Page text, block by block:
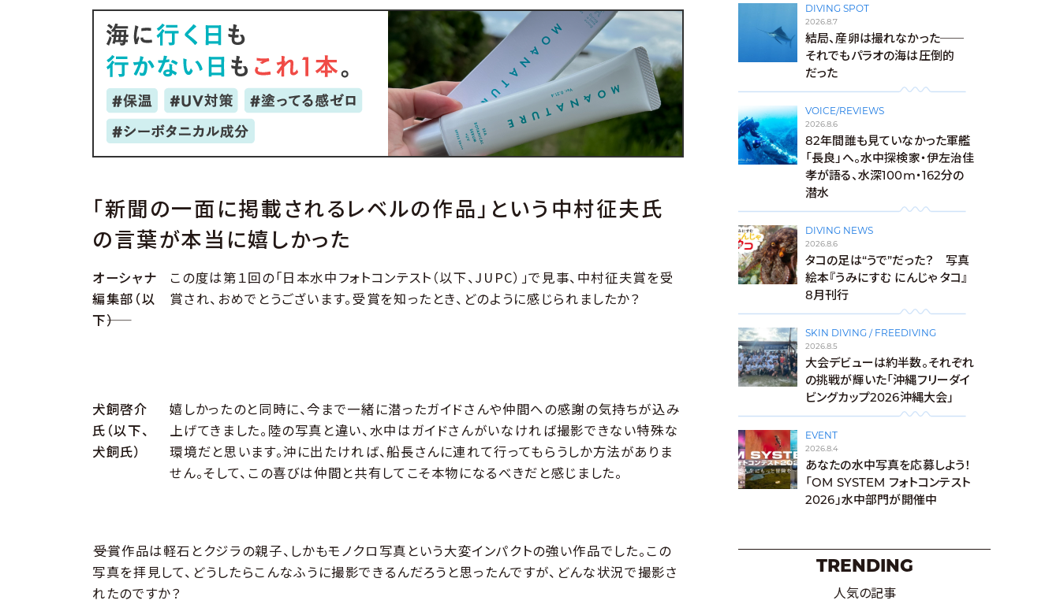
「新聞の一面に掲載されるレベルの作品」という中村征夫氏
の言葉が本当に嬉しかった
オーシャナ
編集部（以
下――）
この度は第１回の「日本水中フォトコンテスト（以下、JUPC）」で見事、中村征夫賞を受
賞され、おめでとうございます。受賞を知ったとき、どのように感じられましたか？
犬飼啓介
氏（以下、
犬飼氏）
嬉しかったのと同時に、今まで一緒に潜ったガイドさんや仲間への感謝の気持ちが込み
上げてきました。陸の写真と違い、水中はガイドさんがいなければ撮影できない特殊な
環境だと思います。沖に出たければ、船長さんに連れて行ってもらうしか方法がありま
せん。そして、この喜びは仲間と共有してこそ本物になるべきだと感じました。
――受賞作品は軽石とクジラの親子、しかもモノクロ写真という大変インパクトの強い作品でした。この
写真を拝見して、どうしたらこんなふうに撮影できるんだろうと思ったんですが、どんな状況で撮影さ
れたのですか？
DIVING SPOT
2026.8.7
結局、産卵は撮れなかった──
それでもパラオの海は圧倒的
だった
VOICE/REVIEWS
2026.8.6
82年間誰も見ていなかった軍艦
「長良」へ。水中探検家・伊左治佳
孝が語る、水深100m・162分の
潜水
DIVING NEWS
2026.8.6
タコの足は“うで”だった？ 写真
絵本『うみにすむ にんじゃ タコ』
8月刊行
SKIN DIVING / FREEDIVING
2026.8.5
大会デビューは約半数。それぞれ
の挑戦が輝いた「沖縄フリーダイ
ビングカップ2026沖縄大会」
EVENT
2026.8.4
あなたの水中写真を応募しよう！
「OM SYSTEM フォトコンテスト
2026」水中部門が開催中
TRENDING
人気の記事